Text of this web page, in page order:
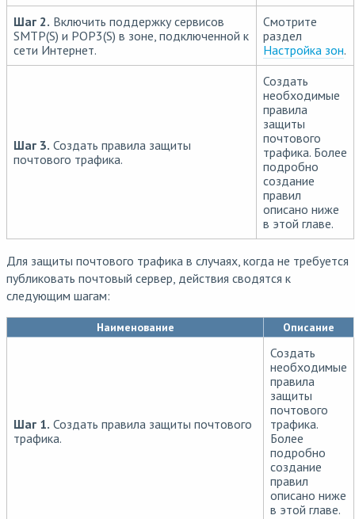
Шаг 2. Включить поддержку сервисов
SMTP(S) и POP3(S) в зоне, подключенной к
сети Интернет.
Смотрите
раздел
Настройка зон.
Шаг 3. Создать правила защиты
почтового трафика.
Создать
необходимые
правила
защиты
почтового
трафика. Более
подробно
создание
правил
описано ниже
в этой главе.
Для защиты почтового трафика в случаях, когда не требуется
публиковать почтовый сервер, действия сводятся к
следующим шагам:
Наименование Описание
Шаг 1. Создать правила защиты почтового
трафика.
Создать
необходимые
правила
защиты
почтового
трафика.
Более
подробно
создание
правил
описано ниже
в этой главе.